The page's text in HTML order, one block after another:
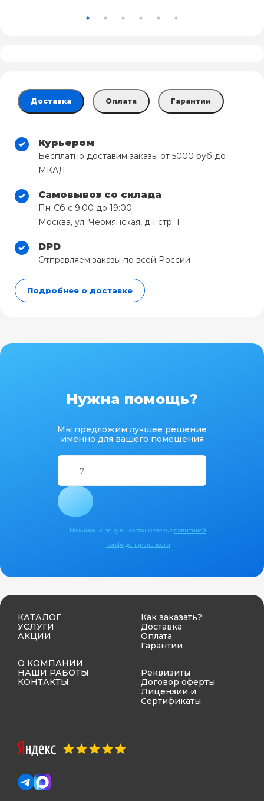
Доставка Оплата Гарантии
Курьером
Бесплатно доставим заказы от 5000 руб до
МКАД
Самовывоз со склада
Пн-Сб с 9:00 до 19:00
Москва, ул. Чермянская, д.1 стр. 1
DPD
Отправляем заказы по всей России
Подробнее о доставке
Нужна помощь?
Мы предложим лучшее решение
именно для вашего помещения
Нажимая кнопку вы соглашаетесь с политикой
конфиденциальности
КАТАЛОГ
УСЛУГИ
АКЦИИ
О КОМПАНИИ
НАШИ РАБОТЫ
КОНТАКТЫ
Как заказать?
Доставка
Оплата
Гарантии
Реквизиты
Договор оферты
Лицензии и
Сертификаты